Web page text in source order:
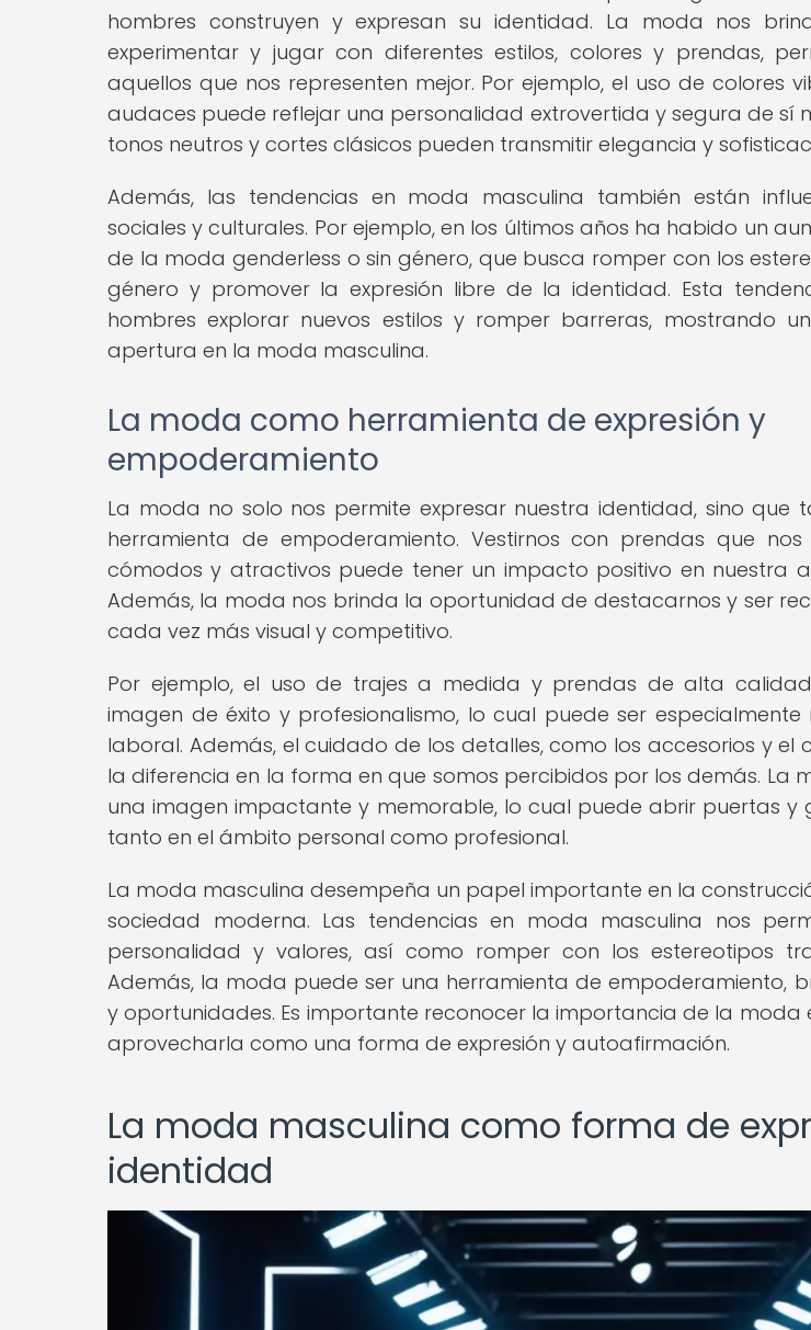
hombres construyen y expresan su identidad. La moda nos
experimentar y jugar con diferentes estilos, colores y prendas,
aquellos que nos representen mejor. Por ejemplo, el uso de colores
audaces puede reflejar una personalidad extrovertida y segura de sí
tonos neutros y cortes clásicos pueden transmitir elegancia y
Además, las tendencias en moda masculina también están
sociales y culturales. Por ejemplo, en los últimos años ha habido un
de la moda genderless o sin género, que busca romper con los
género y promover la expresión libre de la identidad. Esta
hombres explorar nuevos estilos y romper barreras, mostrando
apertura en la moda masculina.
La moda como herramienta de expresión y
empoderamiento
La moda no solo nos permite expresar nuestra identidad, sino que
herramienta de empoderamiento. Vestirnos con prendas que
cómodos y atractivos puede tener un impacto positivo en nuestra
Además, la moda nos brinda la oportunidad de destacarnos y ser
cada vez más visual y competitivo.
Por ejemplo, el uso de trajes a medida y prendas de alta
imagen de éxito y profesionalismo, lo cual puede ser
laboral. Además, el cuidado de los detalles, como los accesorios y
la diferencia en la forma en que somos percibidos por los demás. La
una imagen impactante y memorable, lo cual puede abrir puertas y
tanto en el ámbito personal como profesional.
La moda masculina desempeña un papel importante en la
sociedad moderna. Las tendencias en moda masculina nos
personalidad y valores, así como romper con los estereotipos
Además, la moda puede ser una herramienta de empoderamiento,
y oportunidades. Es importante reconocer la importancia de la moda
aprovecharla como una forma de expresión y autoafirmación.
La moda masculina como forma de
identidad